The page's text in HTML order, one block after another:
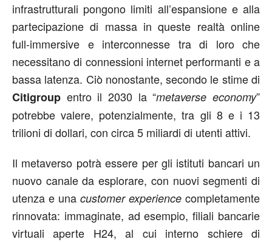
infrastrutturali pongono limiti all’espansione e alla
partecipazione di massa in queste realtà online
full-immersive e interconnesse tra di loro che
necessitano di connessioni internet performanti e a
bassa latenza. Ciò nonostante, secondo le stime di
Citigroup entro il 2030 la “metaverse economy”
potrebbe valere, potenzialmente, tra gli 8 e i 13
trilioni di dollari, con circa 5 miliardi di utenti attivi.
Il metaverso potrà essere per gli istituti bancari un
nuovo canale da esplorare, con nuovi segmenti di
utenza e una customer experience completamente
rinnovata: immaginate, ad esempio, filiali bancarie
virtuali aperte H24, al cui interno schiere di